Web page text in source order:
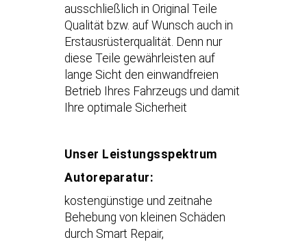
ausschließlich in Original Teile
Qualität bzw. auf Wunsch auch in
Erstausrüsterqualität. Denn nur
diese Teile gewährleisten auf
lange Sicht den einwandfreien
Betrieb Ihres Fahrzeugs und damit
Ihre optimale Sicherheit
Unser Leistungsspektrum
Autoreparatur:
kostengünstige und zeitnahe
Behebung von kleinen Schäden
durch Smart Repair,